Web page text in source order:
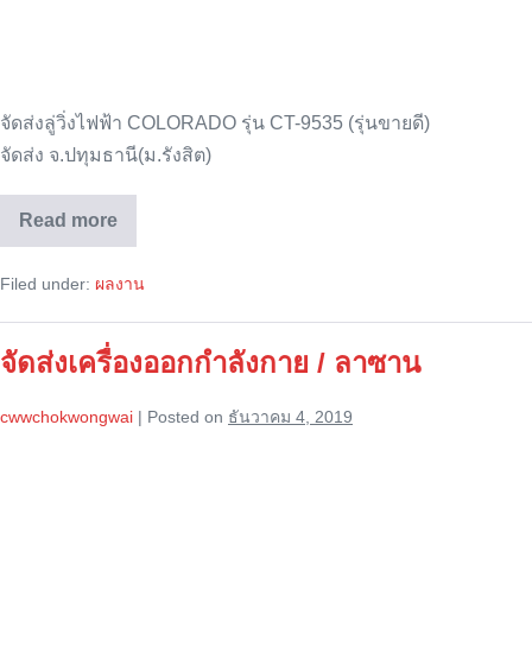
จัดส่งลู่วิ่งไฟฟ้า COLORADO รุ่น CT-9535 (รุ่นขายดี)
จัดส่ง จ.ปทุมธานี(ม.รังสิต)
Read moreCOLORADO
รุ่น
9535
ม.รังสิต
Filed under: ผลงาน
จัดส่งเครื่องออกกำลังกาย / ลาซาน
cwwchokwongwai | Posted on ธันวาคม 4, 2019